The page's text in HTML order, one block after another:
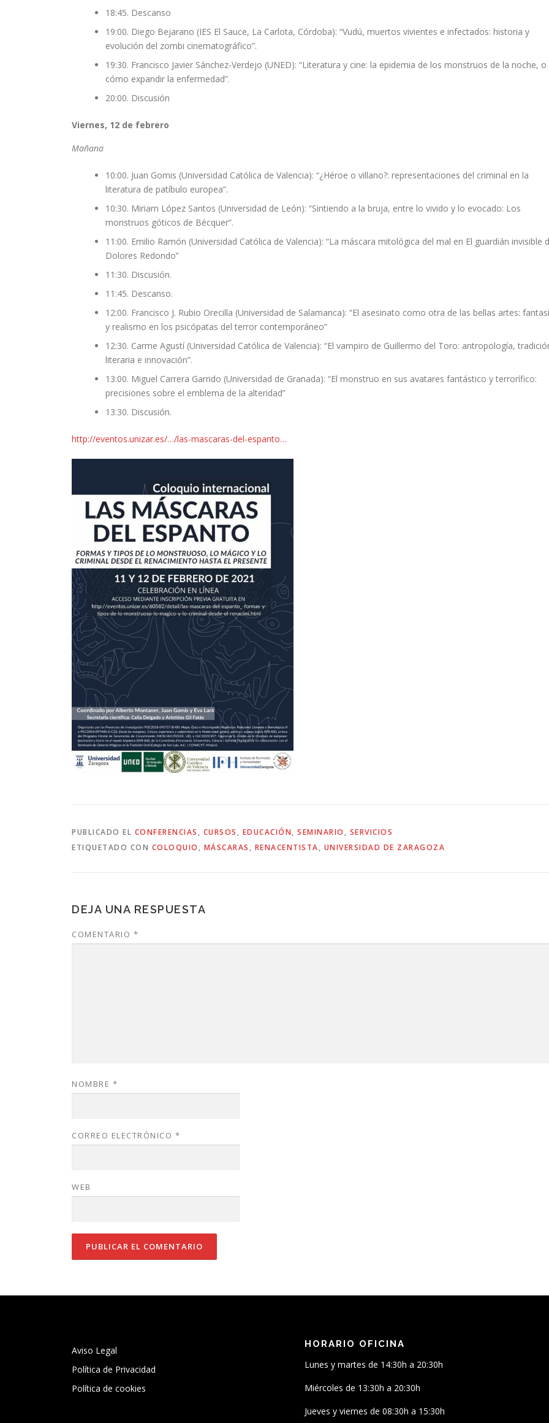
18:45. Descanso
19:00. Diego Bejarano (IES El Sauce, La Carlota, Córdoba): “Vudú, muertos vivientes e infectados: historia y
evolución del zombi cinematográfico”.
19:30. Francisco Javier Sánchez-Verdejo (UNED): “Literatura y cine: la epidemia de los monstruos de la noche, o
cómo expandir la enfermedad”.
20:00. Discusión
Viernes, 12 de febrero
Mañana
10:00. Juan Gomis (Universidad Católica de Valencia): “¿Héroe o villano?: representaciones del criminal en la
literatura de patíbulo europea”.
10:30. Miriam López Santos (Universidad de León): “Sintiendo a la bruja, entre lo vivido y lo evocado: Los
monstruos góticos de Bécquer”.
11:00. Emilio Ramón (Universidad Católica de Valencia): “La máscara mitológica del mal en El guardián invisible
Dolores Redondo”
11:30. Discusión.
11:45. Descanso.
12:00. Francisco J. Rubio Orecilla (Universidad de Salamanca): “El asesinato como otra de las bellas artes:
y realismo en los psicópatas del terror contemporáneo”
12:30. Carme Agustí (Universidad Católica de Valencia): “El vampiro de Guillermo del Toro: antropología,
literaria e innovación”.
13:00. Miguel Carrera Garrido (Universidad de Granada): “El monstruo en sus avatares fantástico y terrorífico:
precisiones sobre el emblema de la alteridad”
13.30. Discusión.
http://eventos.unizar.es/…/las-mascaras-del-espanto…
PUBLICADO EL CONFERENCIAS , CURSOS , EDUCACIÓN, SEMINARIO , SERVICIOS
ETIQUETADO CON COLOQUIO , MÁSCARAS , RENACENTISTA, UNIVERSIDAD DE ZARAGOZA
DEJA UNA RESPUESTA
COMENTARIO *
NOMBRE *
CORREO ELECTRÓNICO *
WEB
Aviso Legal
Política de Privacidad
Política de cookies
HORARIO OFICINA
Lunes y martes de 14:30h a 20:30h
Miércoles de 13:30h a 20:30h
Jueves y viernes de 08:30h a 15:30h